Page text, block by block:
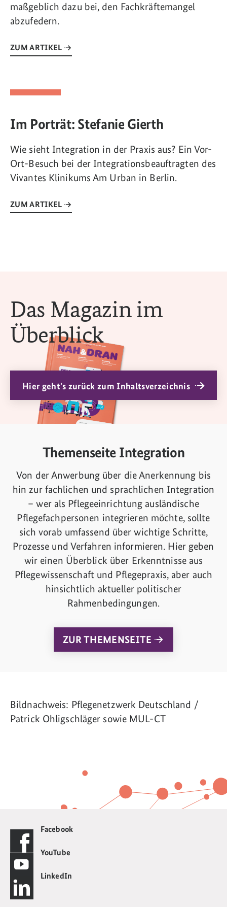
maßgeblich dazu bei, den Fachkräftemangel
abzufedern.
ZUM ARTIKEL
Im Porträt: Stefanie Gierth
Wie sieht Integration in der Praxis aus? Ein Vor-
Ort-Besuch bei der Integrationsbeauftragten des
Vivantes Klinikums Am Urban in Berlin.
ZUM ARTIKEL
Das Magazin im
Überblick
Hier geht's zurück zum Inhaltsverzeichnis
Themenseite Integration
Von der Anwerbung über die Anerkennung bis
hin zur fachlichen und sprachlichen Integration
– wer als Pflegeeinrichtung ausländische
Pflegefachpersonen integrieren möchte, sollte
sich vorab umfassend über wichtige Schritte,
Prozesse und Verfahren informieren. Hier geben
wir einen Überblick über Erkenntnisse aus
Pflegewissenschaft und Pflegepraxis, aber auch
hinsichtlich aktueller politischer
Rahmenbedingungen.
ZUR THEMENSEITE
Bildnachweis: Pflegenetzwerk Deutschland /
Patrick Ohligschläger sowie MUL-CT
Facebook
YouTube
LinkedIn